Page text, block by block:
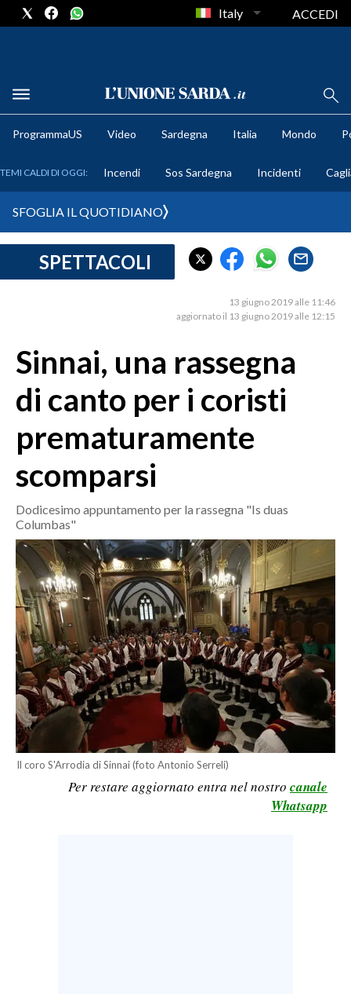
METEO
CRONACA SARDEGNA
MEDIO CAMPIDANO
ORISTANO E PROVINCIA
SASSARI E PROVINCIA
NUORO E PROVINCIA
OGLIASTRA
CRONACA
ITALIA
MONDO
POLITICA
ECONOMIA
SERVIZI ALLE IMPRESE
LAVORO
BANDI
SPORT IN SARDEGNA
Italy ACCEDI
ProgrammaUS Video Sardegna Italia Mondo
TEMI CALDI DI OGGI: Incendi Sos Sardegna Incidenti
SFOGLIA IL QUOTIDIANO
SPETTACOLI
13 giugno 2019 alle 11:46
aggiornato il 13 giugno 2019 alle 12:15
Sinnai, una rassegna
di canto per i coristi
prematuramente
scomparsi
Dodicesimo appuntamento per la rassegna "Is duas
Columbas"
Il coro S'Arrodia di Sinnai (foto Antonio Serreli)
Per restare aggiornato entra nel nostro canale
Whatsapp